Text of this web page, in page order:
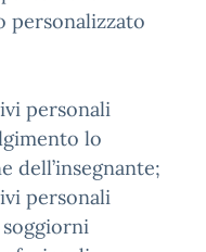
personalizzato
personali
lo
dell’insegnante;
personali